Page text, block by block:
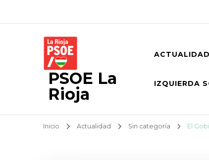
PSOE La
Rioja
ACTUALIDAD
IZQUIERDA
Inicio Actualidad Sin categoría El